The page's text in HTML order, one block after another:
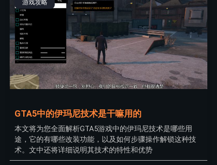
游戏攻略
GTA5中的伊玛尼技术是干嘛用的
本文将为您全面解析GTA5游戏中的伊玛尼技术是哪些用
途，它的有哪些改装功能，以及如何步骤操作解锁这种技
术。文中还将详细说明其技术的特性和优势